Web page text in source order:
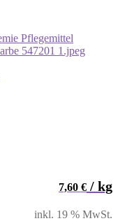
7,60 € / kg
inkl. 19 % MwSt.